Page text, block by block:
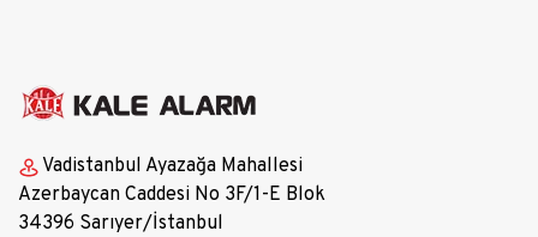
Vadistanbul Ayazağa Mahallesi
Azerbaycan Caddesi No 3F/1-E Blok
34396 Sarıyer/İstanbul